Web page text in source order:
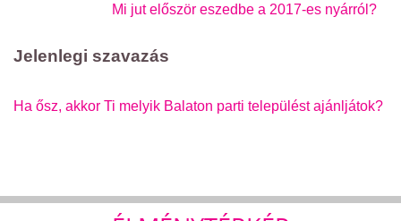
Mi jut először eszedbe a 2017-es nyárról?
Jelenlegi szavazás
Ha ősz, akkor Ti melyik Balaton parti települést ajánljátok?